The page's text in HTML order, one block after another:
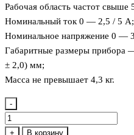
Рабочая область частот свыше
Номинальный ток 0 — 2,5 / 5 А;
Номинальное напряжение 0 —
Габаритные размеры прибора
± 2,0) мм;
Масса не превышает 4,3 кг.
-
Количество
товара
+ В корзину